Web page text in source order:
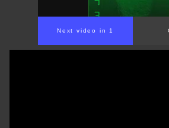
Next video in 1